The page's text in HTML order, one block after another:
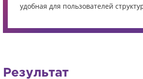
удобная для пользователей
Результат